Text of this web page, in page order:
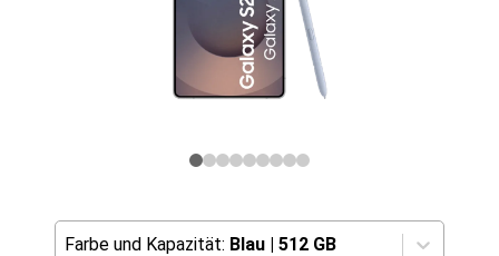
Farbe und Kapazität: Blau | 512 GB